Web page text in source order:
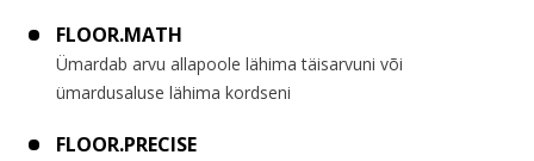
FLOOR.MATH
Ümardab arvu allapoole lähima täisarvuni või
ümardusaluse lähima kordseni
FLOOR.PRECISE